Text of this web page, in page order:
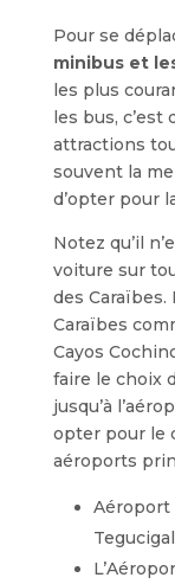
Pour se
minibus et
les plus
les bus, c’est
attractions
souvent la
d’opter pour
Notez qu’il
voiture sur
des
Caraïbes
Cayos
faire le choix
jusqu’à
opter pour le
aéroports
Aéroport